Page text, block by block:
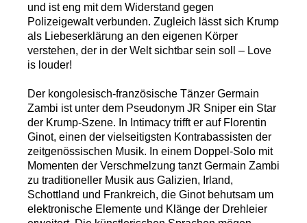
und ist eng mit dem Widerstand gegen
Polizeigewalt verbunden. Zugleich lässt sich Krump
als Liebeserklärung an den eigenen Körper
verstehen, der in der Welt sichtbar sein soll – Love
is louder!
Der kongolesisch-französische Tänzer Germain
Zambi ist unter dem Pseudonym JR Sniper ein Star
der Krump-Szene. In Intimacy trifft er auf Florentin
Ginot, einen der vielseitigsten Kontrabassisten der
zeitgenössischen Musik. In einem Doppel-Solo mit
Momenten der Verschmelzung tanzt Germain Zambi
zu traditioneller Musik aus Galizien, Irland,
Schottland und Frankreich, die Ginot behutsam um
elektronische Elemente und Klänge der Drehleier